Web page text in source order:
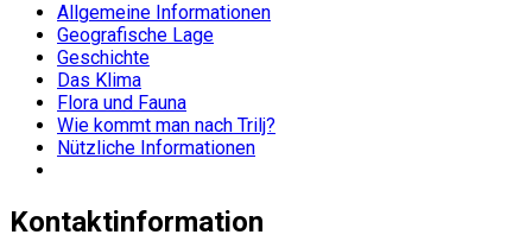
Allgemeine Informationen
Geografische Lage
Geschichte
Das Klima
Flora und Fauna
Wie kommt man nach Trilj?
Nützliche Informationen
Kontaktinformation